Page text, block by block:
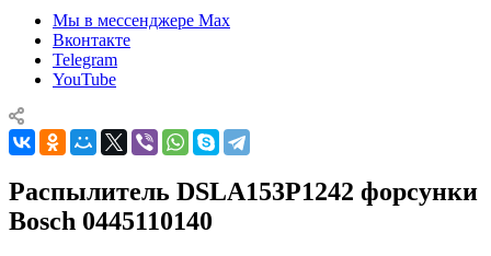
Мы в мессенджере Max
Вконтакте
Telegram
YouTube
Распылитель DSLA153P1242 форсунки
Bosch 0445110140